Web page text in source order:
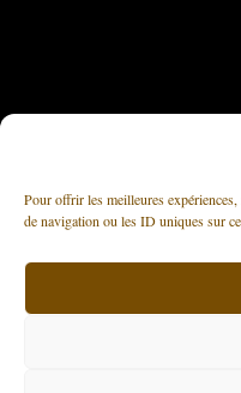
Pour offrir les meilleures
de navigation ou les ID uniques sur